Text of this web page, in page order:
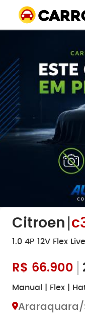
Citroen
1.0 4P 12V Flex
R$ 66.900
Manual | Flex |
Araraquara/